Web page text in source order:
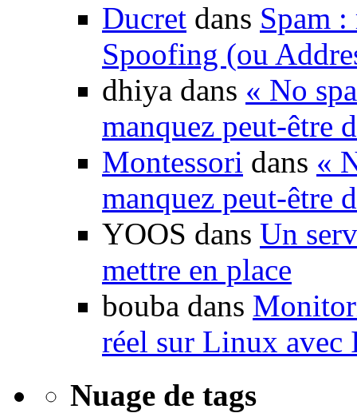
Ducret dans Spam :
Spoofing (ou
dhiya dans « No
manquez peut-être
Montessori dans «
manquez peut-être
YOOS dans Un
mettre en place
bouba dans
réel sur Linux avec
Nuage de tags